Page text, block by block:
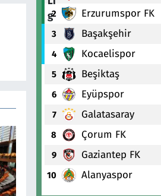
2 Erzurumspor FK
3 Başakşehir
4 Kocaelispor
5 Beşiktaş
6 Eyüpspor
7 Galatasaray
8 Çorum FK
9 Gaziantep FK
10 Alanyaspor